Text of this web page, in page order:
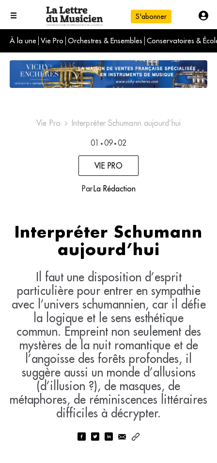
S'abonner
À la une Vie Pro Orchestres & Ensembles Conservatoires &
L'info du jour
Le numéro du mois
International
Vie Pro Interpréter Schumann aujourd’hui
01 • 09 • 02
VIE PRO
ParLa Rédaction
Interpréter Schumann
aujourd’hui
Il faut une disposition d’esprit
particulière pour entrer en sympathie
avec l’univers schumannien, car il défie
la logique et le sens esthétique
commun. Empreint non seulement des
mystères de la nuit romantique et de
l’angoisse des forêts profondes, il
suggère aussi un monde d’allusions
(d’illusion ?), de masques, de
métaphores, de réminiscences littéraires
difficiles à décrypter.